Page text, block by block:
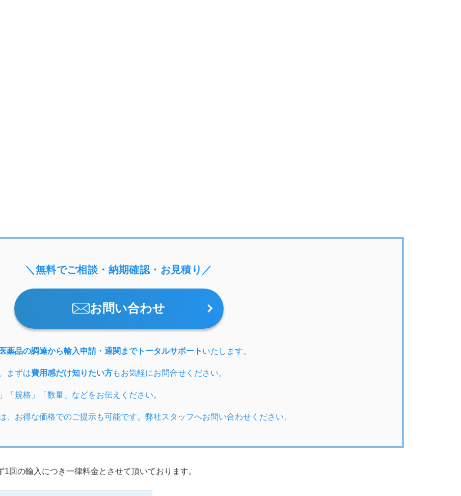
＼無料でご相談・納期確認・お見積り／
お問い合わせ
薬品の調達から輸入申請・通関までトータルサポート いたします。
、まずは費用感だけ知りたい方もお気軽にお問合せください。
「規格」「数量」などをお伝えください。
、お得な価格でのご提示も可能です。弊社スタッフへお問い合わせください。
回の輸入につき一律料金とさせて頂いております。